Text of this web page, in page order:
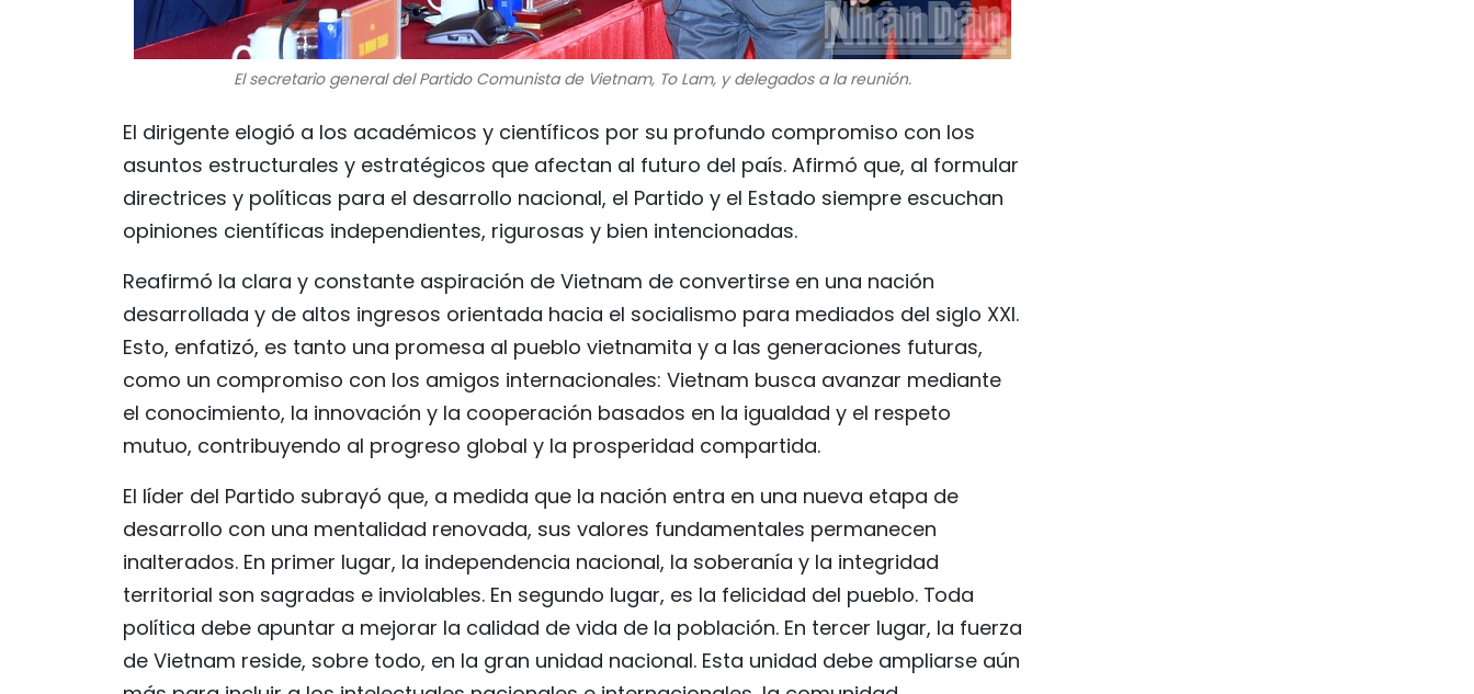
El secretario general del Partido Comunista de Vietnam, To Lam, y delegados a la reunión.
El dirigente elogió a los académicos y científicos por su profundo compromiso con los
asuntos estructurales y estratégicos que afectan al futuro del país. Afirmó que, al formular
directrices y políticas para el desarrollo nacional, el Partido y el Estado siempre escuchan
opiniones científicas independientes, rigurosas y bien intencionadas.
Reafirmó la clara y constante aspiración de Vietnam de convertirse en una nación
desarrollada y de altos ingresos orientada hacia el socialismo para mediados del siglo XXI.
Esto, enfatizó, es tanto una promesa al pueblo vietnamita y a las generaciones futuras,
como un compromiso con los amigos internacionales: Vietnam busca avanzar mediante
el conocimiento, la innovación y la cooperación basados en la igualdad y el respeto
mutuo, contribuyendo al progreso global y la prosperidad compartida.
El líder del Partido subrayó que, a medida que la nación entra en una nueva etapa de
desarrollo con una mentalidad renovada, sus valores fundamentales permanecen
inalterados. En primer lugar, la independencia nacional, la soberanía y la integridad
territorial son sagradas e inviolables. En segundo lugar, es la felicidad del pueblo. Toda
política debe apuntar a mejorar la calidad de vida de la población. En tercer lugar, la fuerza
de Vietnam reside, sobre todo, en la gran unidad nacional. Esta unidad debe ampliarse aún